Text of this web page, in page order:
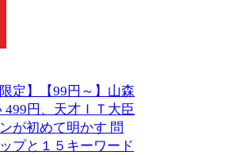
定】【99円～】山森
499円、天才ＩＴ大臣
が初めて明かす 問
プと１５キーワード